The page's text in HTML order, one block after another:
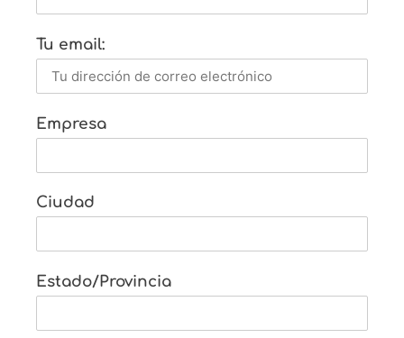
Tu email:
Empresa
Ciudad
Estado/Provincia